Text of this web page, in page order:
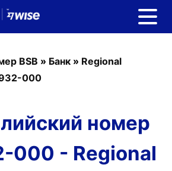
BSB » Банк » Regional
000
номер
000 - Regional